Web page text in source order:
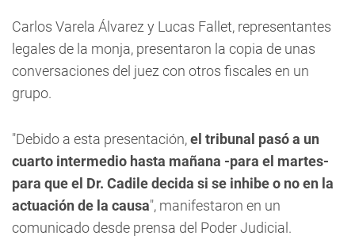
Carlos Varela Álvarez y Lucas Fallet, representantes
legales de la monja, presentaron la copia de unas
conversaciones del juez con otros fiscales en un
grupo.
"Debido a esta presentación,el tribunal pasó a un
cuarto intermedio hasta mañana -para el martes-
para que el Dr. Cadile decida si se inhibe o no en la
actuación de la causa", manifestaron en un
comunicado desde prensa del Poder Judicial.